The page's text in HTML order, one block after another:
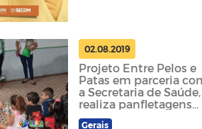
02.08.2019
Projeto Entre Pelos e
Patas em parceria
a Secretaria de Saúde,
realiza panfletagens
nas escolas do
Gerais